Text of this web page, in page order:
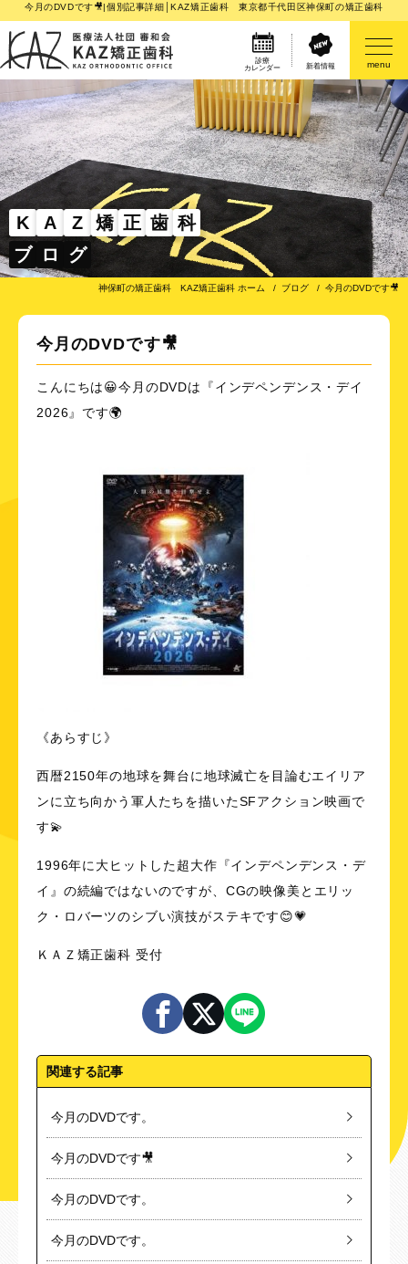
今月のDVDです🎥|個別記事詳細│KAZ矯正歯科 東京都千代田区神保町の矯正歯科
診療
カレンダー
新着情報 menu
K A Z 矯 正 歯 科
ブ ロ グ
神保町の矯正歯科 KAZ矯正歯科 ホーム ブログ 今月のDVDです🎥
今月のDVDです🎥
こんにちは😀今月のDVDは『インデペンデンス・デイ
2026』です🌍
《あらすじ》
西暦2150年の地球を舞台に地球滅亡を目論むエイリア
ンに立ち向かう軍人たちを描いたSFアクション映画で
す💫
1996年に大ヒットした超大作『インデペンデンス・デ
イ』の続編ではないのですが、CGの映像美とエリッ
ク・ロバーツのシブい演技がステキです😊💗
ＫＡＺ矯正歯科 受付
関連する記事
今月のDVDです。
今月のDVDです🎥
今月のDVDです。
今月のDVDです。
医院案内
矯正歯科治療のご案内
矯正装置のご紹介
その他